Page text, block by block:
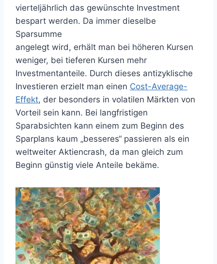
vierteljährlich das gewünschte Investment
bespart werden. Da immer dieselbe
Sparsumme
angelegt wird, erhält man bei höheren Kursen
weniger, bei tieferen Kursen mehr
Investmentanteile. Durch dieses antizyklische
Investieren erzielt man einen Cost-Average-
Effekt, der besonders in volatilen Märkten von
Vorteil sein kann. Bei langfristigen
Sparabsichten kann einem zum Beginn des
Sparplans kaum „besseres“ passieren als ein
weltweiter Aktiencrash, da man gleich zum
Beginn günstig viele Anteile bekäme.